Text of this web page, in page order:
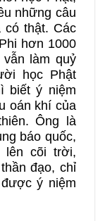
những câu
có thật. Các
hơn 1000
làm quỷ
học Phật
biết ý niệm
oán khí của
Ông là
báo quốc,
lên cõi trời,
đạo, chỉ
ý niệm